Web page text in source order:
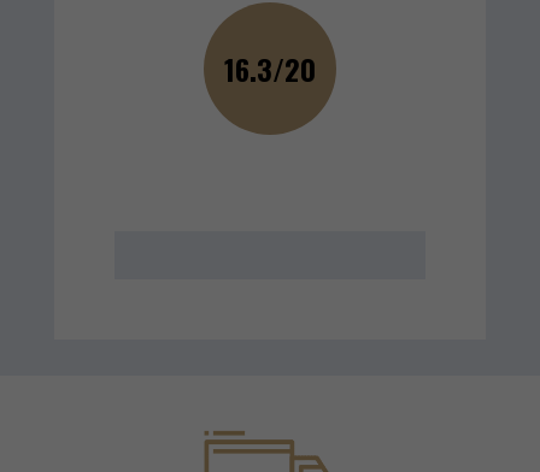
16.3/20